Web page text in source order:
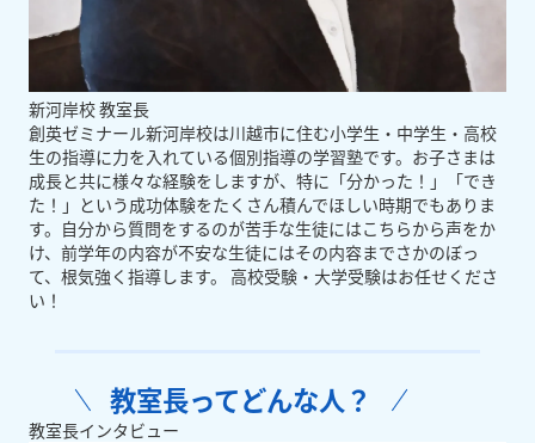
新河岸校 教室長
創英ゼミナール新河岸校は川越市に住む小学生・中学生・高校
生の指導に力を入れている個別指導の学習塾です。お子さまは
成長と共に様々な経験をしますが、特に「分かった！」「でき
た！」という成功体験をたくさん積んでほしい時期でもありま
す。自分から質問をするのが苦手な生徒にはこちらから声をか
け、前学年の内容が不安な生徒にはその内容までさかのぼっ
て、根気強く指導します。 高校受験・大学受験はお任せくださ
い！
教室長ってどんな人？
教室長インタビュー